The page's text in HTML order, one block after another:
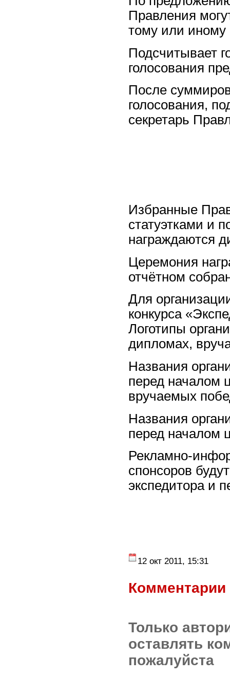
Правления
тому или иному
Подсчитывает
голосования
После
голосования,
секретарь
Избранные
статуэтками и
награждаются
Церемония
отчётном
Для
конкурса
Логотипы
дипломах,
Названия
перед началом
вручаемых
Названия
перед началом
Рекламно-
спонсоров
экспедитора и
12 окт 2011, 15:31
Комментарии
Только
оставлять
пожалуйста